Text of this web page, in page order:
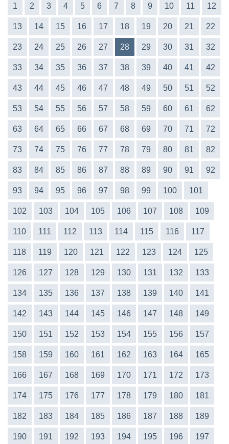
1 2 3 4 5 6 7 8 9 10 11 12
13 14 15 16 17 18 19 20 21 22
23 24 25 26 27 28 29 30 31 32
33 34 35 36 37 38 39 40 41 42
43 44 45 46 47 48 49 50 51 52
53 54 55 56 57 58 59 60 61 62
63 64 65 66 67 68 69 70 71 72
73 74 75 76 77 78 79 80 81 82
83 84 85 86 87 88 89 90 91 92
93 94 95 96 97 98 99 100 101
102 103 104 105 106 107 108 109
110 111 112 113 114 115 116 117
118 119 120 121 122 123 124 125
126 127 128 129 130 131 132 133
134 135 136 137 138 139 140 141
142 143 144 145 146 147 148 149
150 151 152 153 154 155 156 157
158 159 160 161 162 163 164 165
166 167 168 169 170 171 172 173
174 175 176 177 178 179 180 181
182 183 184 185 186 187 188 189
190 191 192 193 194 195 196 197